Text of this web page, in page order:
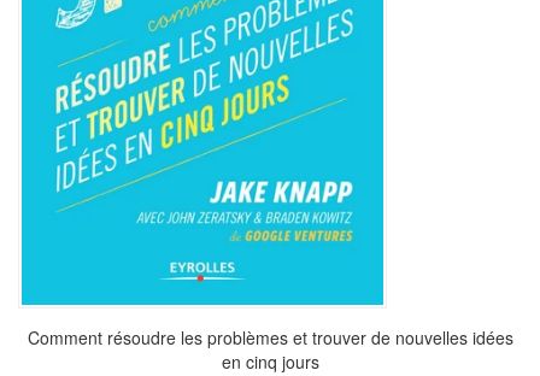
Comment résoudre les problèmes et trouver de nouvelles idées
en cinq jours